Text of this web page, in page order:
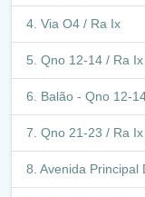
Via O4 / Ra Ix
Qno 12-14 / Ra Ix
Balão - Qno 12-
Qno 21-23 / Ra Ix
Avenida Principal